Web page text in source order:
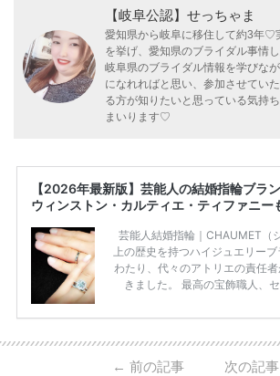
【岐阜公認】せっちゃま
愛知県から岐阜に移住して約3年♡
を挙げ、愛知県のブライダル事情
岐阜県のブライダル情報を学びな
になれればと思い、参加させてい
る方が知りたいと思っている気持
まいります♡
【2026年最新版】芸能人の結婚指輪ブラ
ウィンストン・カルティエ・ティファニ
芸能人結婚指輪｜CHAUMET（
上の歴史を持つハイジュエリー
わたり、代々のアトリエの責任
きました。 最高の宝飾職人、
高品質の宝石を扱っています。
ん・魔裟斗さんの婚約指輪 魔裟
贈られた指輪は1カラットのもの
← 前の記事 次の記事